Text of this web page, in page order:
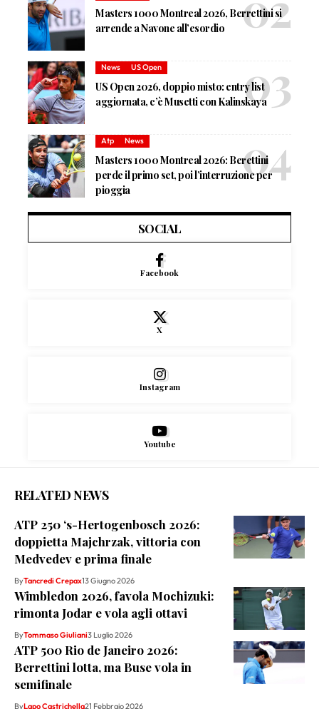
Masters 1000 Montreal 2026, Berrettini si
arrende a Navone all’esordio
News US Open
US Open 2026, doppio misto: entry list
aggiornata, c’è Musetti con Kalinskaya
Atp News
Masters 1000 Montreal 2026: Berettini
perde il primo set, poi l’interruzione per
pioggia
SOCIAL
Facebook
X
Instagram
Youtube
RELATED NEWS
ATP 250 ‘s-Hertogenbosch 2026:
doppietta Majchrzak, vittoria con
Medvedev e prima finale
ByTancredi Crepax13 Giugno 2026
Wimbledon 2026, favola Mochizuki:
rimonta Jodar e vola agli ottavi
ByTommaso Giuliani3 Luglio 2026
ATP 500 Rio de Janeiro 2026:
Berrettini lotta, ma Buse vola in
semifinale
ByLapo Castrichella21 Febbraio 2026